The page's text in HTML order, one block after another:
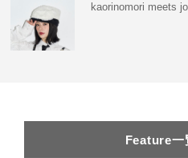
kaorinomori meets
Feature一